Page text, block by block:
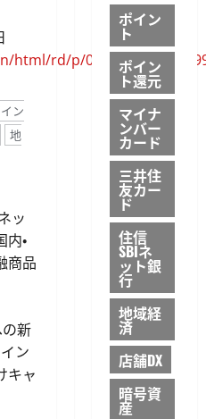
html/rd/p/
ン
地
ッ
・
商品
の新
ン
キャ
ポイン
ト
ポイン
ト還元
マイナ
ンバー
カード
三井住
友カー
ド
住信
SBIネ
ット銀
行
地域経
済
店舗DX
暗号資
産